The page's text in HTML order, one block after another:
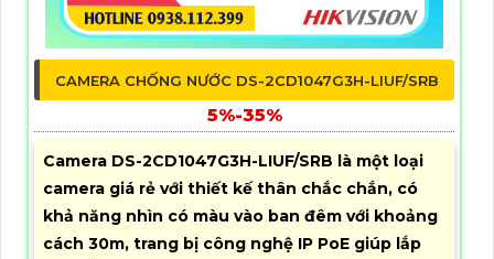
CAMERA CHỐNG NƯỚC DS-2CD1047G3H-LIUF/SRB
5%-35%
Camera DS-2CD1047G3H-LIUF/SRB là một loại
camera giá rẻ với thiết kế thân chắc chắn, có
khả năng nhìn có màu vào ban đêm với khoảng
cách 30m, trang bị công nghệ IP PoE giúp lắp